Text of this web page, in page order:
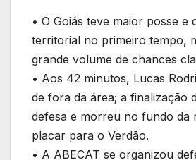
• O Goiás teve maior posse e
territorial no primeiro tempo,
grande volume de chances
• Aos 42 minutos, Lucas
de fora da área; a finalização
defesa e morreu no fundo da
placar para o Verdão.
• A ABECAT se organizou